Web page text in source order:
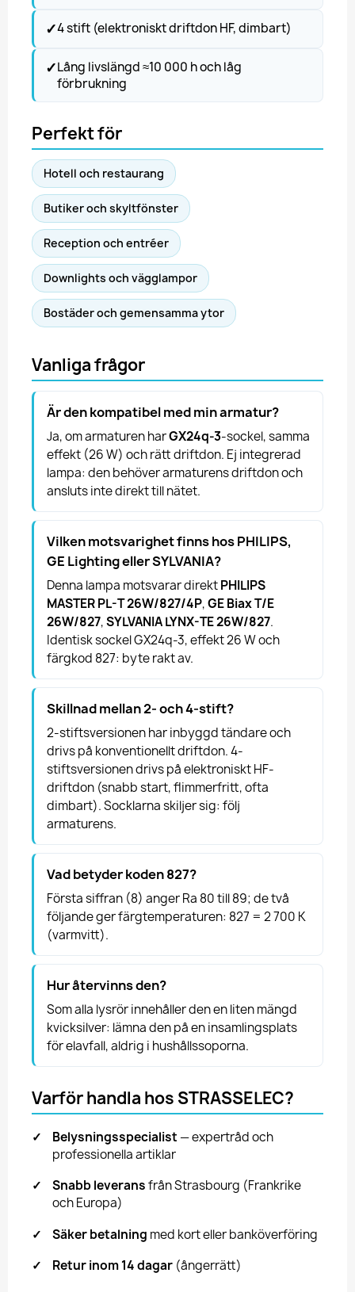
✓4 stift (elektroniskt driftdon HF, dimbart)
✓Lång livslängd ≈10 000 h och låg
förbrukning
Perfekt för
Hotell och restaurang
Butiker och skyltfönster
Reception och entréer
Downlights och vägglampor
Bostäder och gemensamma ytor
Vanliga frågor
Är den kompatibel med min armatur?
Ja, om armaturen harGX24q-3-sockel, samma
effekt (26 W) och rätt driftdon. Ej integrerad
lampa: den behöver armaturens driftdon och
ansluts inte direkt till nätet.
Vilken motsvarighet finns hos PHILIPS,
GE Lighting eller SYLVANIA?
Denna lampa motsvarar direktPHILIPS
MASTER PL-T 26W/827/4P,GE Biax T/E
26W/827,SYLVANIA LYNX-TE 26W/827.
Identisk sockel GX24q-3, effekt 26 W och
färgkod 827: byte rakt av.
Skillnad mellan 2- och 4-stift?
2-stiftsversionen har inbyggd tändare och
drivs på konventionellt driftdon. 4-
stiftsversionen drivs på elektroniskt HF-
driftdon (snabb start, flimmerfritt, ofta
dimbart). Socklarna skiljer sig: följ
armaturens.
Vad betyder koden 827?
Första siffran (8) anger Ra 80 till 89; de två
följande ger färgtemperaturen: 827 = 2 700 K
(varmvitt).
Hur återvinns den?
Som alla lysrör innehåller den en liten mängd
kvicksilver: lämna den på en insamlingsplats
för elavfall, aldrig i hushållssoporna.
Varför handla hos STRASSELEC?
✓ Belysningsspecialist — expertråd och
professionella artiklar
✓
Snabb leveransfrån Strasbourg (Frankrike
och Europa)
✓
Säker betalning med kort eller banköverföring
✓
Retur inom 14 dagar (ångerrätt)